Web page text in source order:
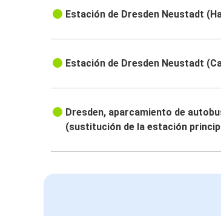
Estación de Dresden Neustadt
Estación de Dresden Neustadt
Dresden, aparcamiento de
(sustitución de la estación